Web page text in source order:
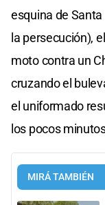
esquina de
la persecución),
moto contra un
cruzando el
el uniformado
los pocos
MIRÁ TAMBIÉN